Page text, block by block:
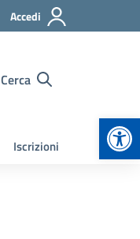
Accedi
Cerca
Iscrizioni